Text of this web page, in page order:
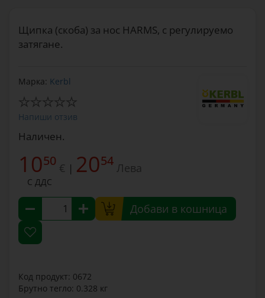
Щипка (скоба) за нос HARMS, с регулируемо
затягане.
Марка: Kerbl
Напиши отзив
Наличен.
1050 € | 2054 Лева
С ДДС
Добави в кошница
Код продукт: 0672
Брутно тегло: 0.328 кг